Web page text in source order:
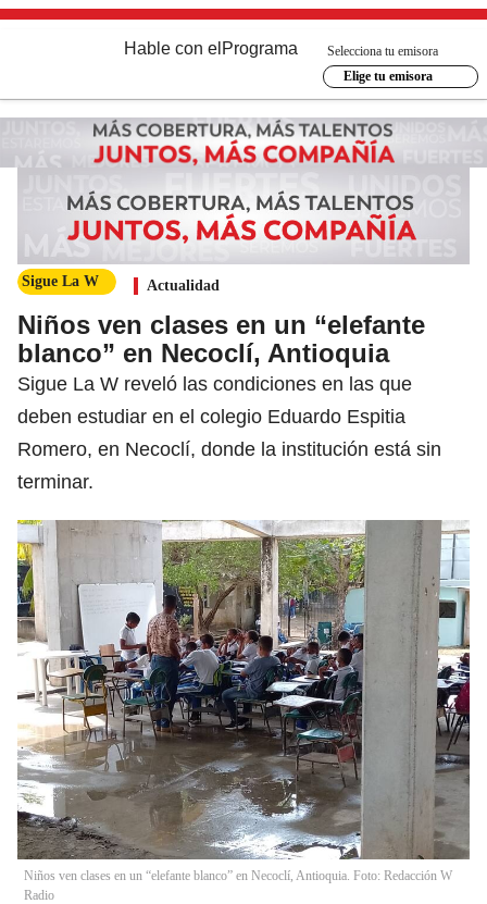
Hable con el Programa
Selecciona tu emisora
Elige tu emisora
Sigue La W Actualidad
Niños ven clases en un “elefante
blanco” en Necoclí, Antioquia
Sigue La W reveló las condiciones en las que
deben estudiar en el colegio Eduardo Espitia
Romero, en Necoclí, donde la institución está sin
terminar.
Niños ven clases en un “elefante blanco” en Necoclí, Antioquia. Foto: Redacción W
Radio